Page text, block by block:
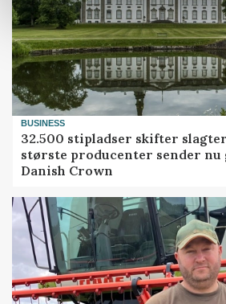
BUSINESS
32.500 stipladser skifter
største producenter sender nu
Danish Crown